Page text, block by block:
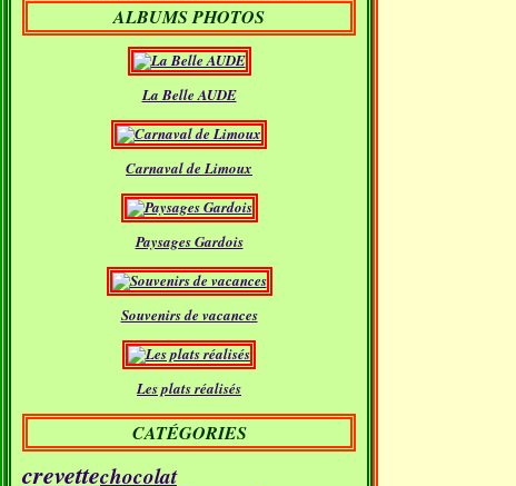
ALBUMS PHOTOS
La Belle AUDE
Carnaval de Limoux
Paysages Gardois
Souvenirs de vacances
Les plats réalisés
CATÉGORIES
crevettechocolat